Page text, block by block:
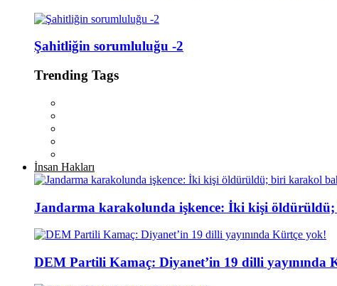
Şahitliğin sorumluluğu -2
Trending Tags
İnsan Hakları
Jandarma karakolunda işkence: İki kişi
DEM Partili Kamaç: Diyanet’in 19 dilli yayınında